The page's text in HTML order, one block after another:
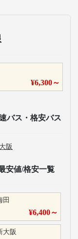
¥6,300～
バス・格安バス
大阪
安値/格安一覧
田
¥6,400～
大阪